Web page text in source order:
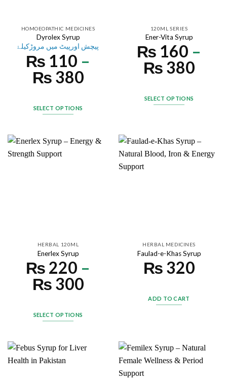
HOMOEOPATHIC MEDICINES
Dyrolex Syrup
پیچش اورپیٹ میں مروڑکیلۓ
₨ 110 –
₨ 380
SELECT OPTIONS
120ML SERIES
Ener-Vita Syrup
₨ 160 –
₨ 380
SELECT OPTIONS
HERBAL 120ML
Enerlex Syrup
₨ 220 –
₨ 300
SELECT OPTIONS
HERBAL MEDICINES
Faulad-e-Khas Syrup
₨ 320
ADD TO CART